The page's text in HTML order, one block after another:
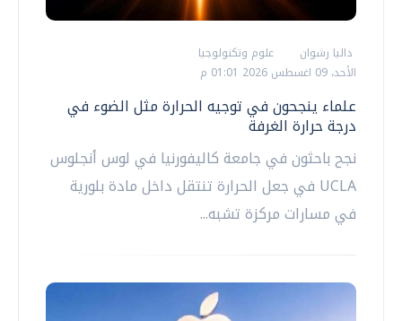
داليا رشوان
علوم وتكنولوجيا
الأحد، 09 اغسطس 2026 01:01 م
علماء ينجحون في توجيه الحرارة مثل الضوء في
درجة حرارة الغرفة
نجح باحثون في جامعة كاليفورنيا في لوس أنجلوس
UCLA في جعل الحرارة تنتقل داخل مادة بلورية
في مسارات مركزة تشبه...